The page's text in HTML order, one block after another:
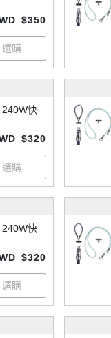
$350
240W快
$320
240W快
$320